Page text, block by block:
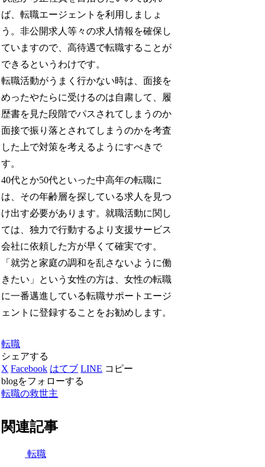
ば、転職エージェントを利用しましょ
う。非公開求人等々の求人情報を確保し
ていますので、高待遇で転職することが
できるというわけです。
転職活動がうまく行かない時は、面接を
めったやたらに受けるのは自粛して、履
歴書を見た段階でパスされてしまうのか
面接で振り落とされてしまうのかを考査
した上で対策を考えるようにすべきで
す。
40代とか50代といった中高年の転職に
は、その年齢層を探している求人を見つ
け出す必要があります。就職活動に関し
ては、独力で行動するより支援サービス
会社に依頼した方が早くて確実です。
「就労と家庭の調和を乱さないように働
きたい」という女性の方は、女性の転職
に一番邁進している転職サポートエージ
ェントに登録することをお勧めします。
転職
シェアする
X Facebook はてブ LINE コピー
blogをフォローする
転職の救世主
関連記事
転職